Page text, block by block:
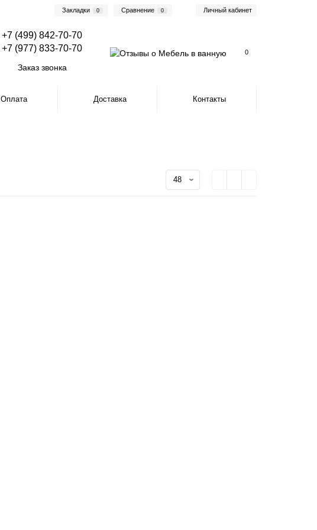
Закладки 0 Сравнение 0 Личный кабинет
+7 (499) 842-70-70
+7 (977) 833-70-70
Заказ звонка
0
Оплата Доставка Контакты